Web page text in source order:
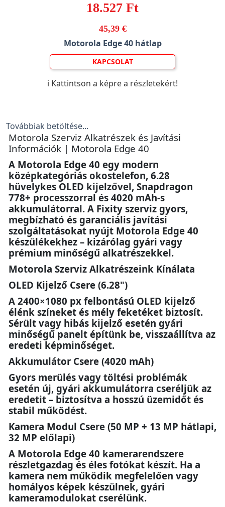
18.527 Ft
45,39 €
Motorola Edge 40 hátlap
KAPCSOLAT
ℹ️ Kattintson a képre a részletekért!
Továbbiak betöltése...
Motorola Szerviz Alkatrészek és Javítási
Információk | Motorola Edge 40
A Motorola Edge 40 egy modern
középkategóriás okostelefon, 6.28
hüvelykes OLED kijelzővel, Snapdragon
778+ processzorral és 4020 mAh-s
akkumulátorral. A Fixity szerviz gyors,
megbízható és garanciális javítási
szolgáltatásokat nyújt Motorola Edge 40
készülékekhez – kizárólag gyári vagy
prémium minőségű alkatrészekkel.
Motorola Szerviz Alkatrészeink Kínálata
OLED Kijelző Csere (6.28")
A 2400×1080 px felbontású OLED kijelző
élénk színeket és mély feketéket biztosít.
Sérült vagy hibás kijelző esetén gyári
minőségű panelt építünk be, visszaállítva az
eredeti képminőséget.
Akkumulátor Csere (4020 mAh)
Gyors merülés vagy töltési problémák
esetén új, gyári akkumulátorra cseréljük az
eredetit – biztosítva a hosszú üzemidőt és
stabil működést.
Kamera Modul Csere (50 MP + 13 MP hátlapi,
32 MP előlapi)
A Motorola Edge 40 kamerarendszere
részletgazdag és éles fotókat készít. Ha a
kamera nem működik megfelelően vagy
homályos képek készülnek, gyári
kameramodulokat cserélünk.